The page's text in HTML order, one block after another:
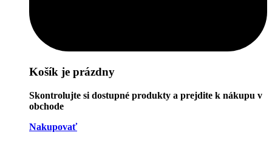
Košík je prázdny
Skontrolujte si dostupné produkty a prejdite k nákupu v
obchode
Nakupovať